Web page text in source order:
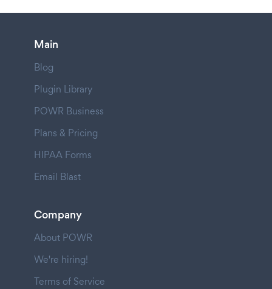
Main
Blog
Plugin Library
POWR Business
Plans & Pricing
HIPAA Forms
Email Blast
Company
About POWR
We're hiring!
Terms of Service